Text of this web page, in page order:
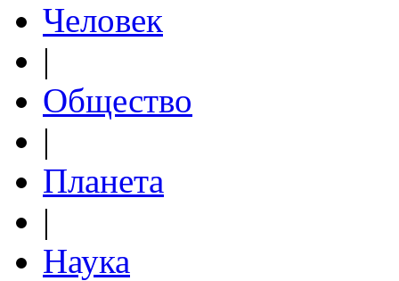
Человек
|
Общество
|
Планета
|
Наука